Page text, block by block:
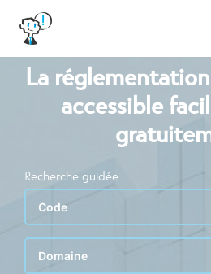
La
accessible
Recherche guidée